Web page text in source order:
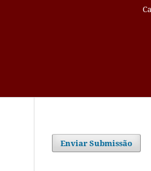
Enviar Submissão